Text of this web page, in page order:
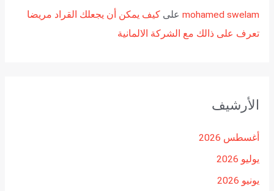
mohamed swelamعلى كيف يمكن أن يجعلك القراد مريضا
تعرف على ذالك مع الشركة الالمانية
الأرشيف
أغسطس 2026
يوليو 2026
يونيو 2026